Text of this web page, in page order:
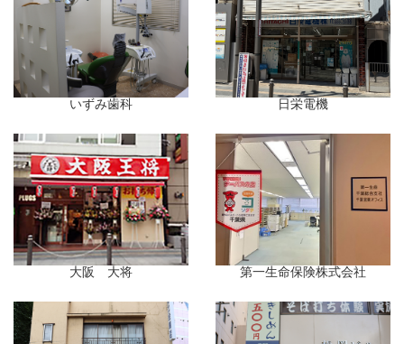
いずみ歯科 日栄電機
大阪 大将 第一生命保険株式会社